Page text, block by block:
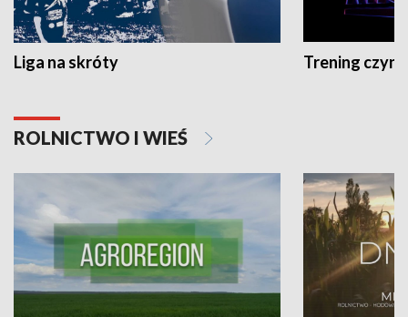
Liga na skróty Trening czyni
ROLNICTWO I WIEŚ